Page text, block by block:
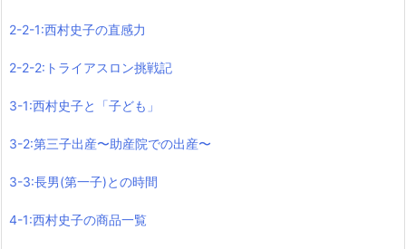
2-2-1:西村史子の直感力
2-2-2:トライアスロン挑戦記
3-1:西村史子と「子ども」
3-2:第三子出産〜助産院での出産〜
3-3:長男(第一子)との時間
4-1:西村史子の商品一覧